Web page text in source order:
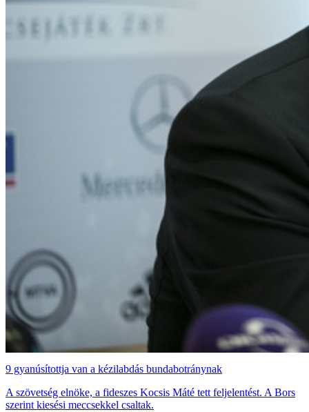
9 gyanúsítottja van a kézilabdás bundabotránynak
A szövetség elnöke, a fideszes Kocsis Máté tett feljelentést. A Bors
szerint kiesési meccsekkel csaltak.